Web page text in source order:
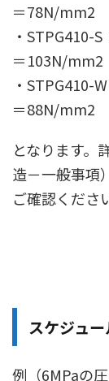
＝78N/mm2
・STPG410-
＝103N/
・STPG410-
＝88N/mm2
となります。
造－一般事項
ご確認くださ
スケジュ
例（6MPaの